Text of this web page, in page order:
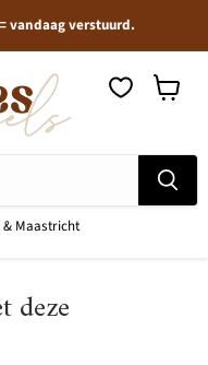
vandaag verstuurd.
& Maastricht
deze